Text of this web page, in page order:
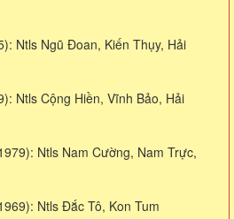
Ntls Ngũ Đoan, Kiến Thụy, Hải
Ntls Cộng Hiền, Vĩnh Bảo, Hải
Ntls Nam Cường, Nam Trực,
1969): Ntls Đắc Tô, Kon Tum